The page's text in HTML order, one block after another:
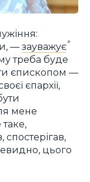
— зауважує
треба буде
єпископом —
єпархії,
мене
цього